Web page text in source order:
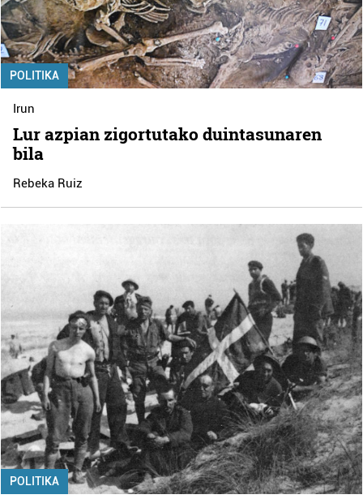
POLITIKA
Irun
Lur azpian zigortutako duintasunaren
bila
Rebeka Ruiz
POLITIKA